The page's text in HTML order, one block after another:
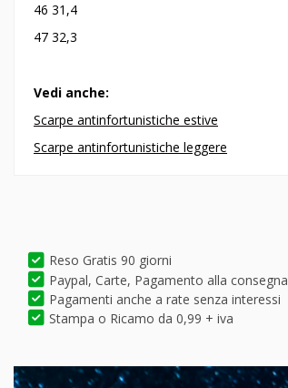
46 31,4
47 32,3
Vedi anche:
Scarpe antinfortunistiche estive
Scarpe antinfortunistiche leggere
Reso Gratis 90 giorni
Paypal, Carte, Pagamento alla consegna
Pagamenti anche a rate senza interessi
Stampa o Ricamo da 0,99 + iva